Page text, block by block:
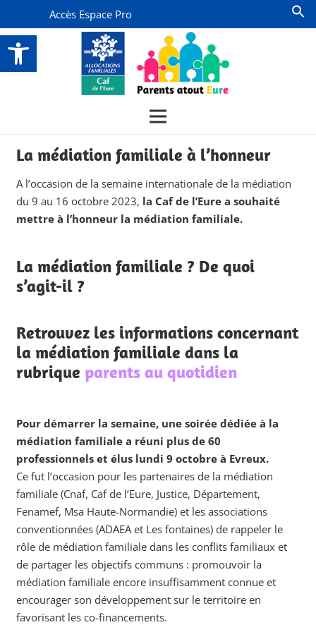
Ouvrir la barre d’outils
Accès Espace Pro
La médiation familiale à l’honneur
A l’occasion de la semaine internationale de la médiation
du 9 au 16 octobre 2023, la Caf de l’Eure a souhaité
mettre à l’honneur la médiation familiale.
La médiation familiale ? De quoi
s’agit-il ?
Retrouvez les informations concernant
la médiation familiale dans la
rubrique parents au quotidien
Pour démarrer la semaine, une soirée dédiée à la
médiation familiale a réuni plus de 60
professionnels et élus lundi 9 octobre à Evreux.
Ce fut l’occasion pour les partenaires de la médiation
familiale (Cnaf, Caf de l’Eure, Justice, Département,
Fenamef, Msa Haute-Normandie) et les associations
conventionnées (ADAEA et Les fontaines) de rappeler le
rôle de médiation familiale dans les conflits familiaux et
de partager les objectifs communs : promouvoir la
médiation familiale encore insuffisamment connue et
encourager son développement sur le territoire en
favorisant les co-financements.